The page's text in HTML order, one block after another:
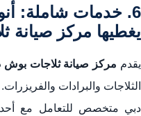
6. خدمات شاملة:
يغطيها مركز صيانة
يقدم مركز صيانة ثلاجات بوش
الثلاجات والبرادات
دبي متخصص للتعامل مع